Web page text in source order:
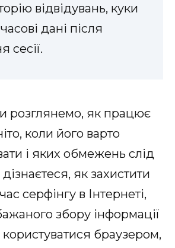
відвідувань, куки
дані після
сесії.
розглянемо, як працює
коли його варто
і яких обмежень слід
як захистити
серфінгу в Інтернеті,
збору інформації
браузером,